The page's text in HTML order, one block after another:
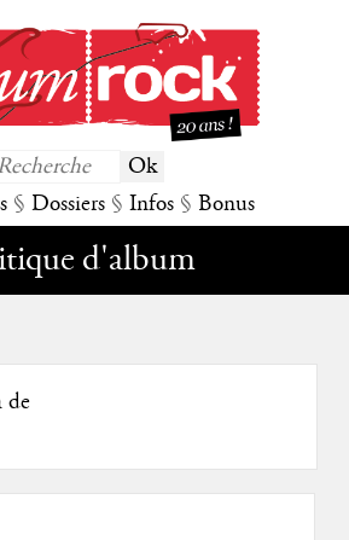
§ Dossiers § Infos § Bonus
d'album
de